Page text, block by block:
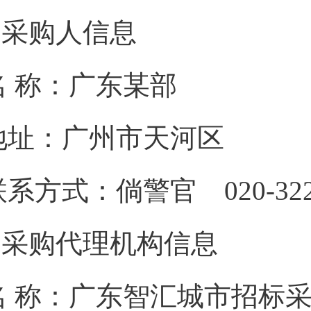
购人信息
称：广东某
址：广州市
系方式：倘警官
购代理机构信息
称：广东智汇城市招标